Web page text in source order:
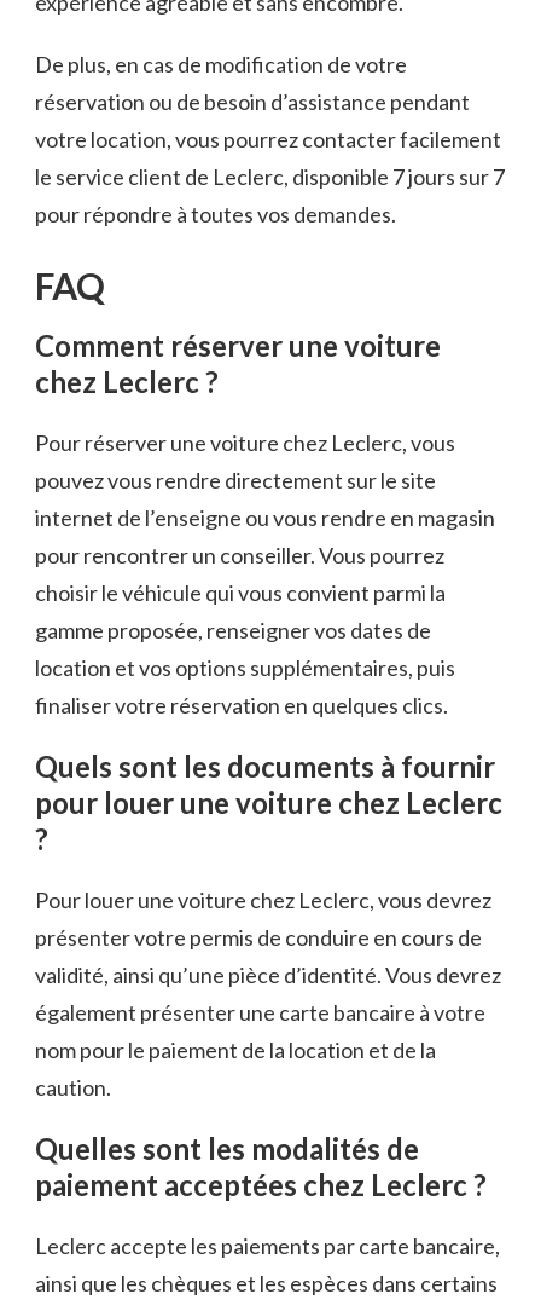
De plus, en cas de modification de votre
réservation ou de besoin d’assistance pendant
votre location, vous pourrez contacter facilement
le service client de Leclerc, disponible 7 jours sur 7
pour répondre à toutes vos demandes.
FAQ
Comment réserver une voiture
chez Leclerc ?
Pour réserver une voiture chez Leclerc, vous
pouvez vous rendre directement sur le site
internet de l’enseigne ou vous rendre en magasin
pour rencontrer un conseiller. Vous pourrez
choisir le véhicule qui vous convient parmi la
gamme proposée, renseigner vos dates de
location et vos options supplémentaires, puis
finaliser votre réservation en quelques clics.
Quels sont les documents à fournir
pour louer une voiture chez Leclerc
?
Pour louer une voiture chez Leclerc, vous devrez
présenter votre permis de conduire en cours de
validité, ainsi qu’une pièce d’identité. Vous devrez
également présenter une carte bancaire à votre
nom pour le paiement de la location et de la
caution.
Quelles sont les modalités de
paiement acceptées chez Leclerc ?
Leclerc accepte les paiements par carte bancaire,
ainsi que les chèques et les espèces dans certains